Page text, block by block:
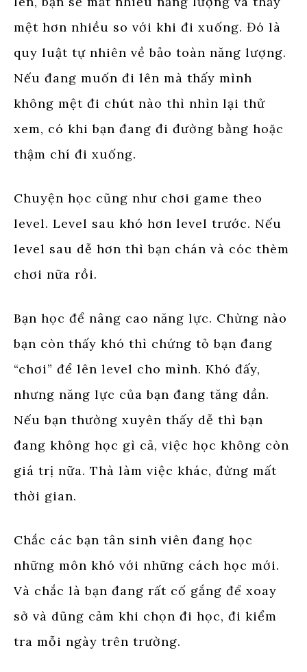
mệt hơn nhiều so với khi đi xuống. Đó là
quy luật tự nhiên về bảo toàn năng lượng.
Nếu đang muốn đi lên mà thấy mình
không mệt đi chút nào thì nhìn lại thử
xem, có khi bạn đang đi đường bằng hoặc
thậm chí đi xuống.
Chuyện học cũng như chơi game theo
level. Level sau khó hơn level trước. Nếu
level sau dễ hơn thì bạn chán và cóc thèm
chơi nữa rồi.
Bạn học để nâng cao năng lực. Chừng nào
bạn còn thấy khó thì chứng tỏ bạn đang
“chơi” để lên level cho mình. Khó đấy,
nhưng năng lực của bạn đang tăng dần.
Nếu bạn thường xuyên thấy dễ thì bạn
đang không học gì cả, việc học không còn
giá trị nữa. Thà làm việc khác, đừng mất
thời gian.
Chắc các bạn tân sinh viên đang học
những môn khó với những cách học mới.
Và chắc là bạn đang rất cố gắng để xoay
sở và dũng cảm khi chọn đi học, đi kiểm
tra mỗi ngày trên trường.